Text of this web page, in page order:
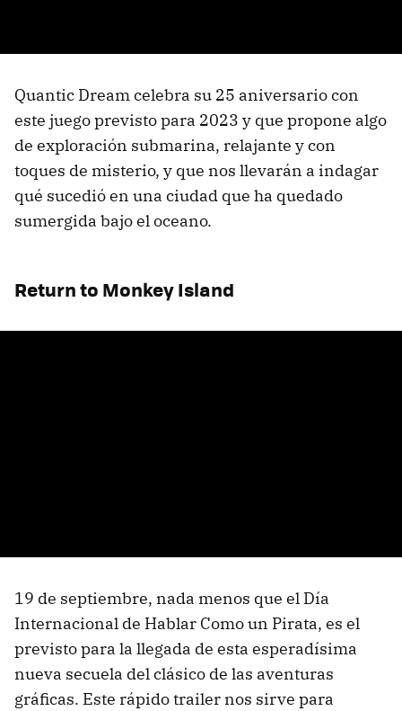
Quantic Dream celebra su 25 aniversario con
este juego previsto para 2023 y que propone algo
de exploración submarina, relajante y con
toques de misterio, y que nos llevarán a indagar
qué sucedió en una ciudad que ha quedado
sumergida bajo el oceano.
Return to Monkey Island
19 de septiembre, nada menos que el Día
Internacional de Hablar Como un Pirata, es el
previsto para la llegada de esta esperadísima
nueva secuela del clásico de las aventuras
gráficas. Este rápido trailer nos sirve para